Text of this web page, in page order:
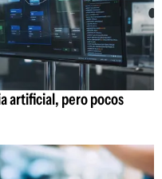
artificial, pero pocos